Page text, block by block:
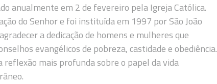
anualmente em 2 de fevereiro pela Igreja Católica.
do Senhor e foi instituída em 1997 por São João
a dedicação de homens e mulheres que
evangélicos de pobreza, castidade e obediência.
mais profunda sobre o papel da vida